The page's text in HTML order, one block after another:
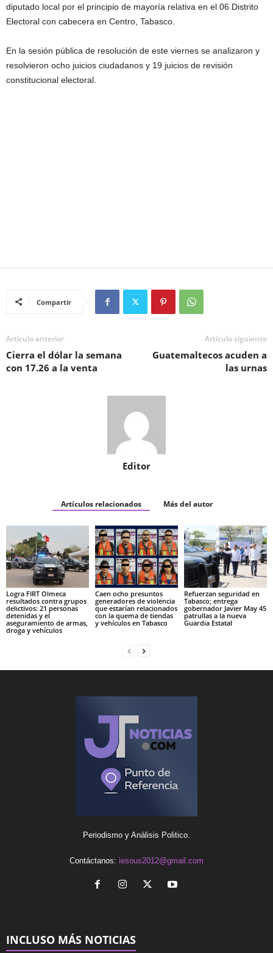
diputado local por el principio de mayoría relativa en el 06 Distrito
Electoral con cabecera en Centro, Tabasco.
En la sesión pública de resolución de este viernes se analizaron y
resolvieron ocho juicios ciudadanos y 19 juicios de revisión
constitucional electoral.
Compartir
Artículo anterior
Cierra el dólar la semana
con 17.26 a la venta
Artículo siguiente
Guatemaltecos acuden a
las urnas
Editor
Artículos relacionados Más del autor
Logra FIRT Olmeca
resultados contra grupos
delictivos: 21 personas
detenidas y el
aseguramiento de armas,
droga y vehículos
Caen ocho presuntos
generadores de violencia
que estarían relacionados
con la quema de tiendas
y vehículos en Tabasco
Refuerzan seguridad en
Tabasco; entrega
gobernador Javier May 45
patrullas a la nueva
Guardia Estatal
Periodismo y Análisis Politico.
Contáctanos: iesous2012@gmail.com
INCLUSO MÁS NOTICIAS